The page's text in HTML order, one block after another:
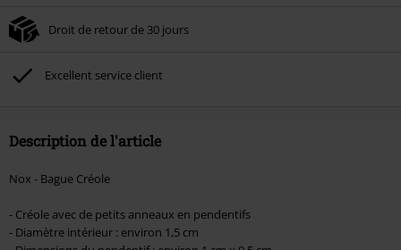
Non cumulable avec dautres promotions. Non valable sur : les livres, les
Broilers, Die Ärzte, Die Toten Hosen, Metality, les bons d'achat et les articles
incluant un don.
Droit de retour de 30 jours
Excellent service client
Description de l'article
Nox - Bague Créole
- Créole avec de petits anneaux en pendentifs
- Diamètre intérieur : environ 1,5 cm